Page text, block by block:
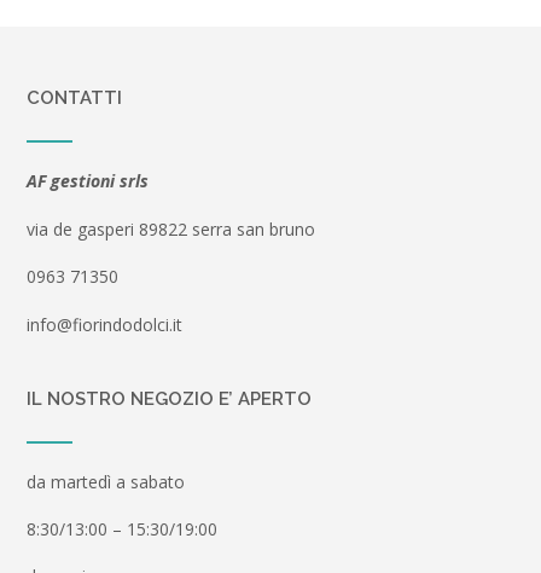
CONTATTI
AF gestioni srls
via de gasperi 89822 serra san bruno
0963 71350
info@fiorindodolci.it
IL NOSTRO NEGOZIO E’ APERTO
da martedì a sabato
8:30/13:00 – 15:30/19:00